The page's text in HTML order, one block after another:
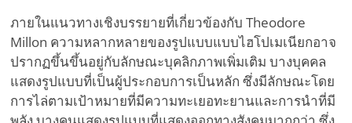
ภายในแนวทางเชิงบรรยายที่เกี่ยวข้องกับ Theodore
Millon ความหลากหลายของรูปแบบแบบไฮโปเมเนียกอาจ
ปรากฏขึ้นขึ้นอยู่กับลักษณะบุคลิกภาพเพิ่มเติม บางบุคคล
แสดงรูปแบบที่เป็นผู้ประกอบการเป็นหลัก ซึ่งมีลักษณะโดย
การไล่ตามเป้าหมายที่มีความทะเยอทะยานและการนำที่มี